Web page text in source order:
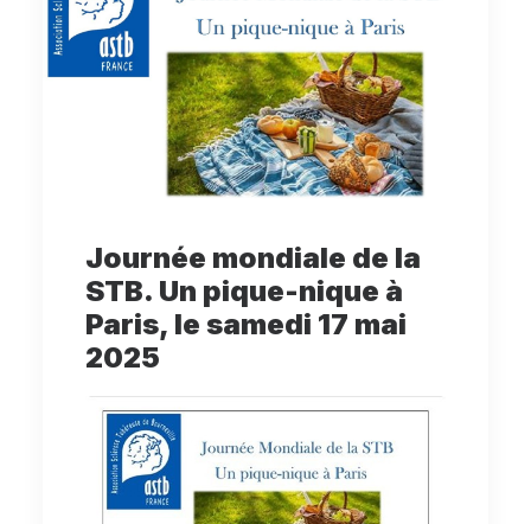
Journée mondiale de la
STB. Un pique-nique à
Paris, le samedi 17 mai
2025